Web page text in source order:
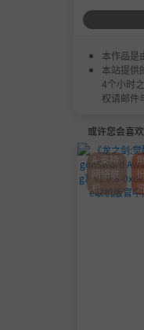
本作品是
本站提供
4个小时
权请邮件
或许您会喜欢
A-支持
网络联
机